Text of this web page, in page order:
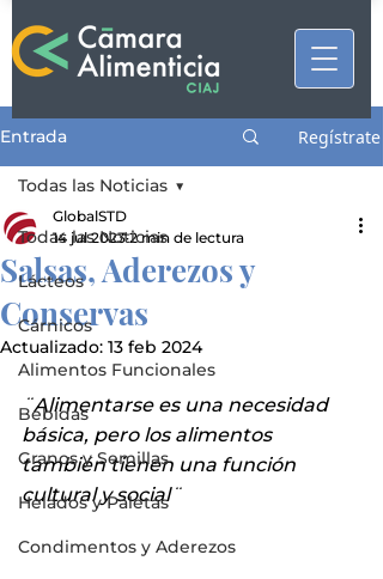
Entrada Regístrate
Todas las Noticias
Lácteos
Cárnicos
Alimentos Funcionales
Bebidas
Granos y Semillas
Helados y Paletas
Condimentos y Aderezos
Todas las Noticias
Salsas, Aderezos y
Conservas
GlobalSTD
14 jul 2023 2 min de lectura
Actualizado: 13 feb 2024
¨Alimentarse es una necesidad
básica, pero los alimentos
también tienen una función
cultural y social¨